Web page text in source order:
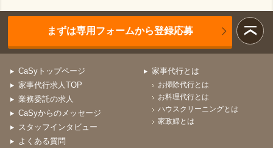
まずは専用フォームから登録応募
CaSyトップページ
家事代行求人TOP
業務委託の求人
CaSyからのメッセージ
スタッフインタビュー
よくある質問
家事代行とは
お掃除代行とは
お料理代行とは
ハウスクリーニングとは
家政婦とは